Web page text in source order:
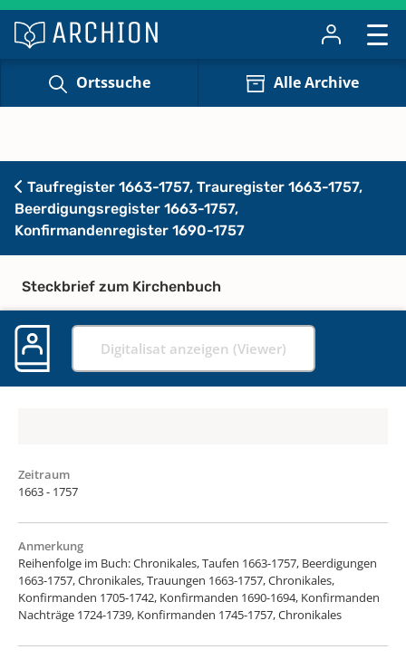
Ortssuche Alle Archive
Taufregister 1663-1757, Trauregister 1663-1757,
Beerdigungsregister 1663-1757,
Konfirmandenregister 1690-1757
Steckbrief zum Kirchenbuch
Digitalisat anzeigen (Viewer)
Zeitraum
1663 - 1757
Anmerkung
Reihenfolge im Buch: Chronikales, Taufen 1663-1757, Beerdigungen
1663-1757, Chronikales, Trauungen 1663-1757, Chronikales,
Konfirmanden 1705-1742, Konfirmanden 1690-1694, Konfirmanden
Nachträge 1724-1739, Konfirmanden 1745-1757, Chronikales